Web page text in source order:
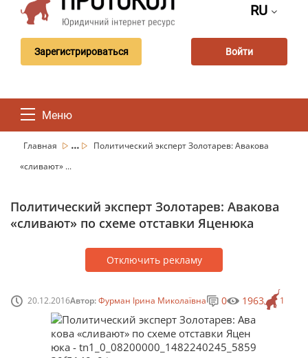
RU
Зарегистрироваться Войти
Меню
Главная ...
Политический эксперт Золотарев: Авакова
«сливают» ...
Политический эксперт Золотарев: Авакова
«сливают» по схеме отставки Яценюка
Отключить рекламу
20.12.2016Автор:Фурман Ірина Миколаївна 1
0 1963